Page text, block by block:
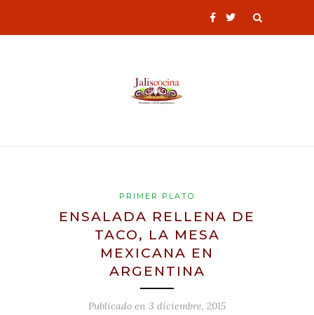
PRIMER PLATO
ENSALADA RELLENA DE
TACO, LA MESA
MEXICANA EN
ARGENTINA
Publicado en 3 diciembre, 2015